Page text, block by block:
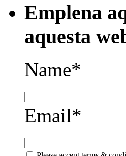
Emplena
aquesta
Name*
Email*